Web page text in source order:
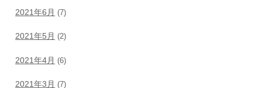
2021年6月 (7)
2021年5月 (2)
2021年4月 (6)
2021年3月 (7)